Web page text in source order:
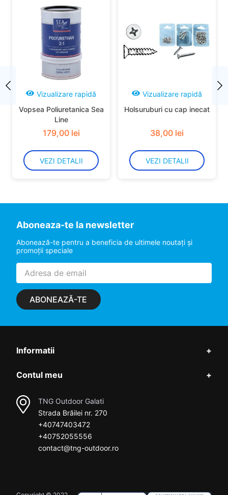
Vizualizare rapidă
Vopsea Poliuretanica Sea
Line
179,00 lei
VEZI DETALII
Vizualizare rapidă
Holsuruburi cu cap inecat
38,00 lei
VEZI DETALII
Aboneaza-te la newsletter
Abonează-te pentru a beneficia de ultimele noutaţi şi
promoţii speciale
ABONEAZĂ-TE
Informatii +
Contul meu +
TNG Outdoor Galati
Strada Brăilei nr. 270
+40747403472
+40752055556
contact@tng-outdoor.ro